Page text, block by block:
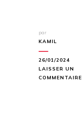
par
KAMIL
26/01/2024
LAISSER UN
COMMENTAIRE